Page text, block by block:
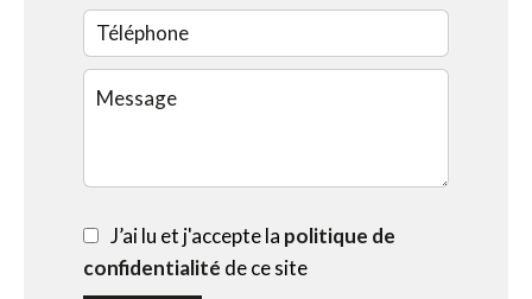
J’ai lu et j'accepte la politique de
confidentialité de ce site